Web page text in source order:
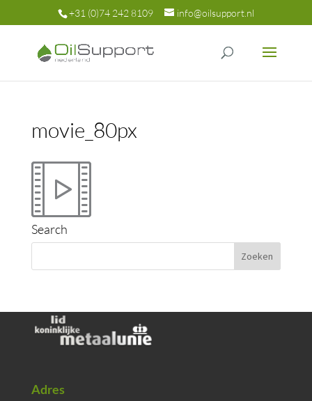
+31 (0)74 242 8109 info@oilsupport.nl
movie_80px
Search
Adres